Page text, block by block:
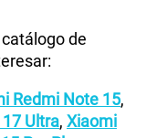
de
Redmi Note 15,
Ultra, Xiaomi